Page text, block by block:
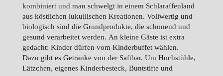
kombiniert und man schwelgt in einem Schlaraffenland
aus köstlichen lukullischen Kreationen. Vollwertig und
biologisch sind die Grundprodukte, die schonend und
gesund verarbeitet werden. An kleine Gäste ist extra
gedacht: Kinder dürfen vom Kinderbuffet wählen.
Dazu gibt es Getränke von der Saftbar. Um Hochstühle,
Lätzchen, eigenes Kinderbesteck, Buntstifte und